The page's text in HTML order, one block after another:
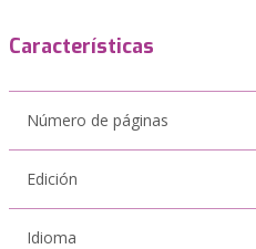
Características
Número de páginas
Edición
Idioma